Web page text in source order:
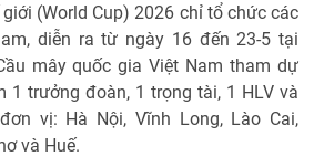
(World Cup) 2026 chỉ tổ chức các
diễn ra từ ngày 16 đến 23-5 tại
mây quốc gia Việt Nam tham dự
1 trưởng đoàn, 1 trọng tài, 1 HLV và
vị: Hà Nội, Vĩnh Long, Lào Cai,
và Huế.